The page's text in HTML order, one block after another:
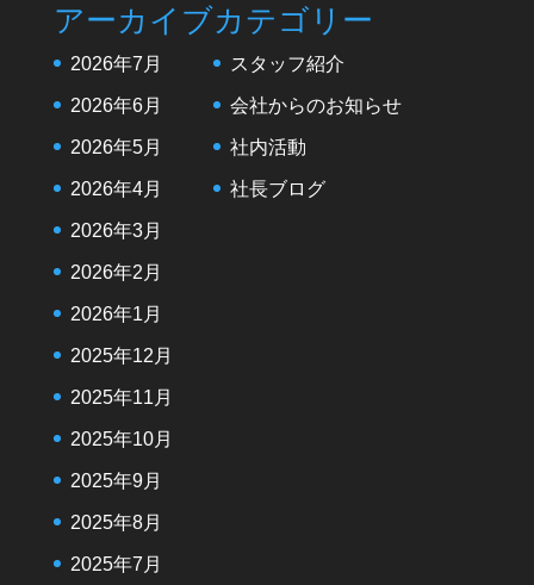
アーカイブ
2026年7月
2026年6月
2026年5月
2026年4月
2026年3月
2026年2月
2026年1月
2025年12月
2025年11月
2025年10月
2025年9月
2025年8月
2025年7月
カテゴリー
スタッフ紹介
会社からのお知らせ
社内活動
社長ブログ